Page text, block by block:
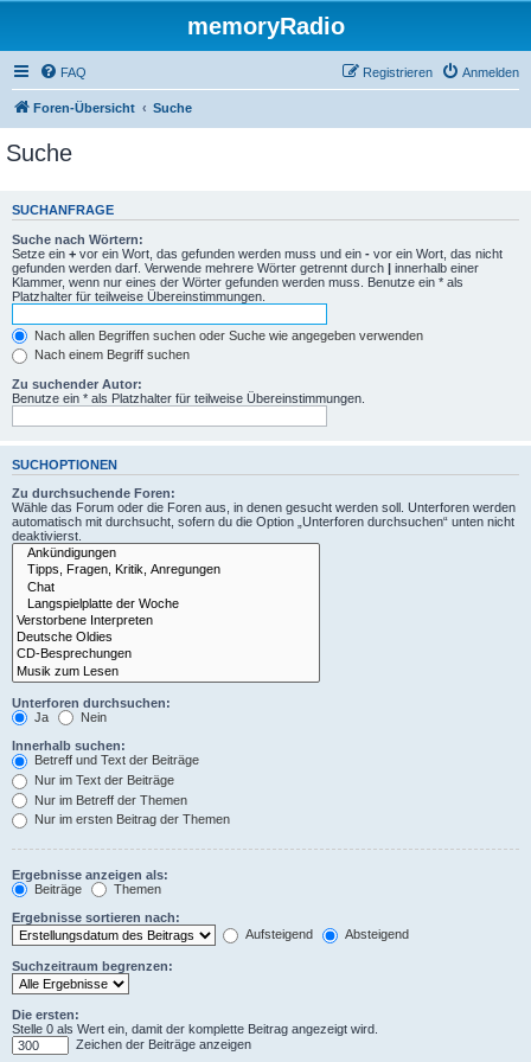
memoryRadio
FAQ Anmelden
Registrieren
Foren-Übersicht Suche
Suche
SUCHANFRAGE
Suche nach Wörtern:
Setze ein + vor ein Wort, das gefunden werden muss und ein - vor ein Wort, das nicht
gefunden werden darf. Verwende mehrere Wörter getrennt durch | innerhalb einer
Klammer, wenn nur eines der Wörter gefunden werden muss. Benutze ein * als
Platzhalter für teilweise Übereinstimmungen.
Nach allen Begriffen suchen oder Suche wie angegeben verwenden
Nach einem Begriff suchen
Zu suchender Autor:
Benutze ein * als Platzhalter für teilweise Übereinstimmungen.
SUCHOPTIONEN
Zu durchsuchende Foren:
Wähle das Forum oder die Foren aus, in denen gesucht werden soll. Unterforen werden
automatisch mit durchsucht, sofern du die Option „Unterforen durchsuchen“ unten nicht
deaktivierst.
Unterforen durchsuchen:
Ja
Nein
Innerhalb suchen:
Betreff und Text der Beiträge
Nur im Text der Beiträge
Nur im Betreff der Themen
Nur im ersten Beitrag der Themen
Ergebnisse anzeigen als:
Beiträge
Themen
Ergebnisse sortieren nach:
Aufsteigend
Absteigend
Suchzeitraum begrenzen:
Die ersten:
Stelle 0 als Wert ein, damit der komplette Beitrag angezeigt wird.
Zeichen der Beiträge anzeigen